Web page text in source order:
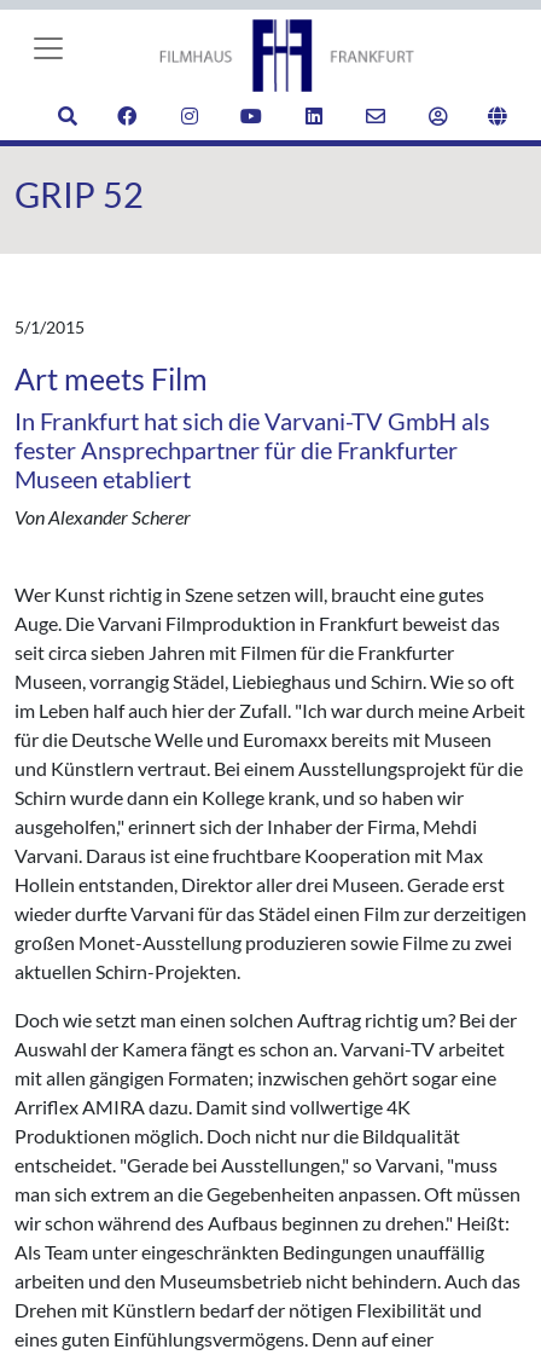
GRIP 52
5/1/2015
Art meets Film
In Frankfurt hat sich die Varvani-TV GmbH als
fester Ansprechpartner für die Frankfurter
Museen etabliert
Von Alexander Scherer
Wer Kunst richtig in Szene setzen will, braucht eine gutes
Auge. Die Varvani Filmproduktion in Frankfurt beweist das
seit circa sieben Jahren mit Filmen für die Frankfurter
Museen, vorrangig Städel, Liebieghaus und Schirn. Wie so oft
im Leben half auch hier der Zufall. "Ich war durch meine Arbeit
für die Deutsche Welle und Euromaxx bereits mit Museen
und Künstlern vertraut. Bei einem Ausstellungsprojekt für die
Schirn wurde dann ein Kollege krank, und so haben wir
ausgeholfen," erinnert sich der Inhaber der Firma, Mehdi
Varvani. Daraus ist eine fruchtbare Kooperation mit Max
Hollein entstanden, Direktor aller drei Museen. Gerade erst
wieder durfte Varvani für das Städel einen Film zur derzeitigen
großen Monet-Ausstellung produzieren sowie Filme zu zwei
aktuellen Schirn-Projekten.
Doch wie setzt man einen solchen Auftrag richtig um? Bei der
Auswahl der Kamera fängt es schon an. Varvani-TV arbeitet
mit allen gängigen Formaten; inzwischen gehört sogar eine
Arriflex AMIRA dazu. Damit sind vollwertige 4K
Produktionen möglich. Doch nicht nur die Bildqualität
entscheidet. "Gerade bei Ausstellungen," so Varvani, "muss
man sich extrem an die Gegebenheiten anpassen. Oft müssen
wir schon während des Aufbaus beginnen zu drehen." Heißt:
Als Team unter eingeschränkten Bedingungen unauffällig
arbeiten und den Museumsbetrieb nicht behindern. Auch das
Drehen mit Künstlern bedarf der nötigen Flexibilität und
eines guten Einfühlungsvermögens. Denn auf einer